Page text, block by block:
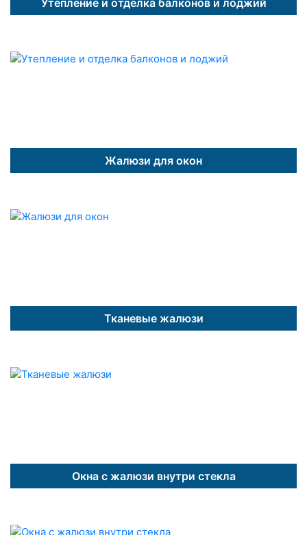
Утепление и отделка балконов и лоджий
Жалюзи для окон
Тканевые жалюзи
Окна с жалюзи внутри стекла